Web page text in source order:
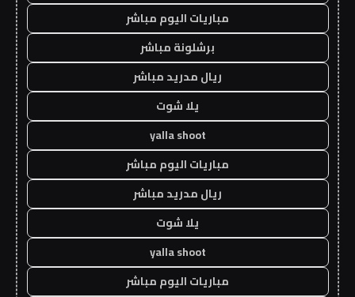
مباريات اليوم مباشر
برشلونة مباشر
ريال مدريد مباشر
يلا شوت
yalla shoot
مباريات اليوم مباشر
ريال مدريد مباشر
يلا شوت
yalla shoot
مباريات اليوم مباشر